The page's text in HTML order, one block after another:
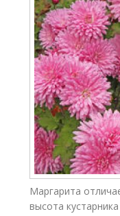
Маргарита
высота